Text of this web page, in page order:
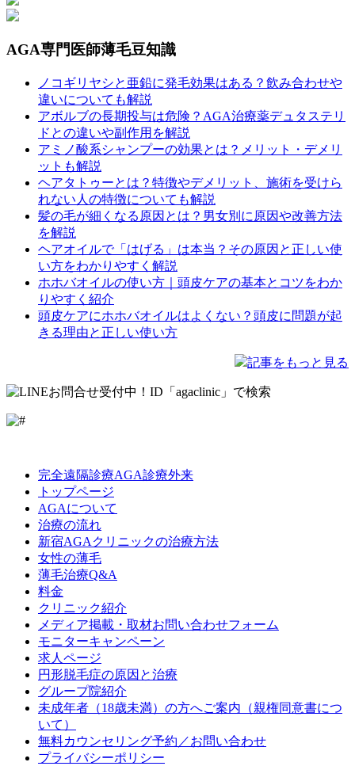
AGA専門医師薄毛豆知識
ノコギリヤシと亜鉛に発毛効果はある？飲み合わせや
違いについても解説
アボルブの長期投与は危険？AGA治療薬デュタステリ
ドとの違いや副作用を解説
アミノ酸系シャンプーの効果とは？メリット・デメリ
ットも解説
ヘアタトゥーとは？特徴やデメリット、施術を受けら
れない人の特徴についても解説
髪の毛が細くなる原因とは？男女別に原因や改善方法
を解説
ヘアオイルで「はげる」は本当？その原因と正しい使
い方をわかりやすく解説
ホホバオイルの使い方｜頭皮ケアの基本とコツをわか
りやすく紹介
頭皮ケアにホホバオイルはよくない？頭皮に問題が起
きる理由と正しい使い方
記事をもっと見る
完全遠隔診療AGA診療外来
トップページ
AGAについて
治療の流れ
新宿AGAクリニックの治療方法
女性の薄毛
薄毛治療Q&A
料金
クリニック紹介
メディア掲載・取材お問い合わせフォーム
モニターキャンペーン
求人ページ
円形脱毛症の原因と治療
グループ院紹介
未成年者（18歳未満）の方へご案内（親権同意書につ
いて）
無料カウンセリング予約／お問い合わせ
プライバシーポリシー